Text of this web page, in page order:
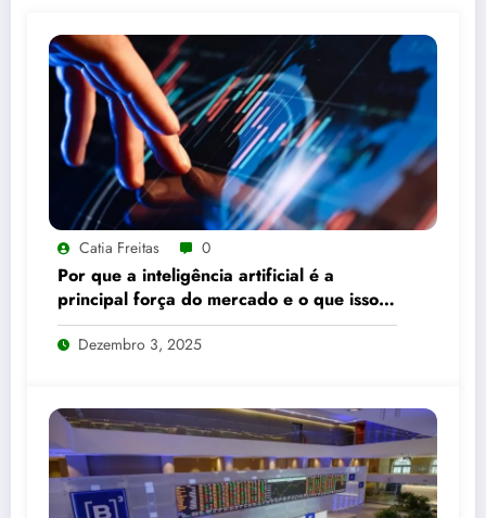
Catia Freitas 0
Por que a inteligência artificial é a
principal força do mercado e o que isso
significa para seus investimentos
Dezembro 3, 2025